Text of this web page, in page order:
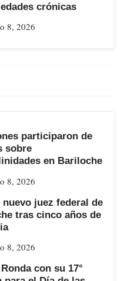
crónicas
8, 2026
participaron de
sobre
en Bariloche
8, 2026
juez federal de
tras cinco años de
8, 2026
con su 17°